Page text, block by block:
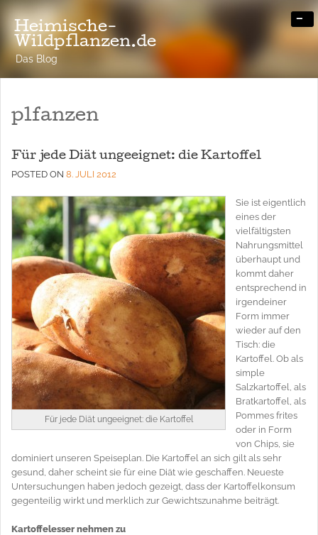
Heimische-
Wildpflanzen.de
Das Blog
-
plfanzen
Für jede Diät ungeeignet: die Kartoffel
POSTED ON 8. JULI 2012
Für jede Diät ungeeignet: die Kartoffel
Sie ist eigentlich
eines der
vielfältigsten
Nahrungsmittel
überhaupt und
kommt daher
entsprechend in
irgendeiner
Form immer
wieder auf den
Tisch: die
Kartoffel. Ob als
simple
Salzkartoffel, als
Bratkartoffel, als
Pommes frites
oder in Form
von Chips, sie
dominiert unseren Speiseplan. Die Kartoffel an sich gilt als sehr
gesund, daher scheint sie für eine Diät wie geschaffen. Neueste
Untersuchungen haben jedoch gezeigt, dass der Kartoffelkonsum
gegenteilig wirkt und merklich zur Gewichtszunahme beiträgt.
Kartoffelesser nehmen zu